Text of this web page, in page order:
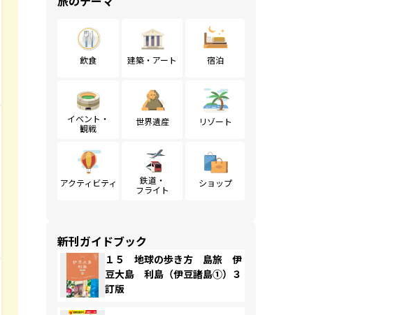
飲食 建築・アート 宿泊
イベント・
観戦
世界遺産 リゾート
アクティビティ
鉄道・
フライト
ショップ
新刊ガイドブック
１５ 地球の歩き方 島旅 伊
豆大島 利島（伊豆諸島①）３
訂版